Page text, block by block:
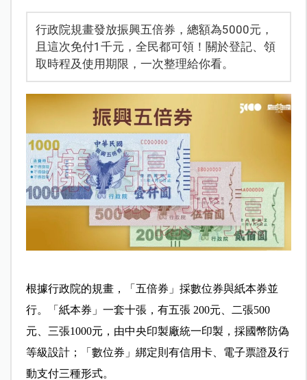
行政院規畫發放振興五倍券，總額為5000元，
且這次免付1千元，全民都可領！關於登記、領
取時程及使用期限，一次整理給你看。
根據行政院的規畫，「五倍券」採數位券與紙本券並
行。「紙本券」一套十張，有五張 200元、二張500
元、三張1000元，由中央印製廠統一印製，採國幣防偽
等級設計；「數位券」綁定則有信用卡、電子票證及行
動支付三種形式。